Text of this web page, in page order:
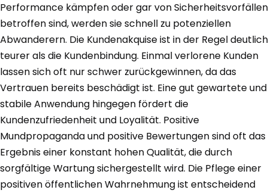
Performance kämpfen oder gar von Sicherheitsvorfällen
betroffen sind, werden sie schnell zu potenziellen
Abwanderern. Die Kundenakquise ist in der Regel deutlich
teurer als die Kundenbindung. Einmal verlorene Kunden
lassen sich oft nur schwer zurückgewinnen, da das
Vertrauen bereits beschädigt ist. Eine gut gewartete und
stabile Anwendung hingegen fördert die
Kundenzufriedenheit und Loyalität. Positive
Mundpropaganda und positive Bewertungen sind oft das
Ergebnis einer konstant hohen Qualität, die durch
sorgfältige Wartung sichergestellt wird. Die Pflege einer
positiven öffentlichen Wahrnehmung ist entscheidend